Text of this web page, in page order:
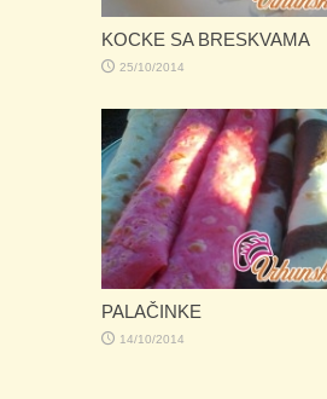
KOCKE SA BRESKVAMA
25/10/2014
PALAČINKE
14/10/2014